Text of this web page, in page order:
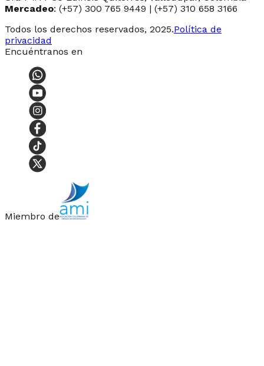
Mercadeo: (+57) 300 765 9449 | (+57) 310 658 3166
Todos los derechos reservados, 2025.Política de
privacidad
Encuéntranos en
Miembro de